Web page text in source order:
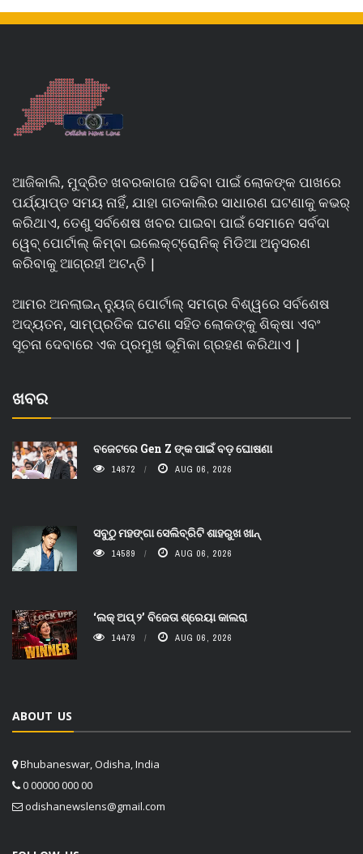
ଆଜିକାଲି, ମୁଦ୍ରିତ ଖବରକାଗଜ ପଢିବା ପାଇଁ ଲୋକଙ୍କ ପାଖରେ
ପର୍ଯ୍ୟାପ୍ତ ସମୟ ନାହିଁ, ଯାହା ଗତକାଲିର ସାଧାରଣ ଘଟଣାକୁ କଭର୍
କରିଥାଏ, ତେଣୁ ସର୍ବଶେଷ ଖବର ପାଇବା ପାଇଁ ସେମାନେ ସର୍ବଦା
ୱେବ୍ ପୋର୍ଟାଲ୍ କିମ୍ବା ଇଲେକ୍ଟ୍ରୋନିକ୍ ମିଡିଆ ଅନୁସରଣ
କରିବାକୁ ଆଗ୍ରହୀ ଅଟନ୍ତି |
ଆମର ଅନଲାଇନ୍ ନ୍ୟୁଜ୍ ପୋର୍ଟାଲ୍ ସମଗ୍ର ବିଶ୍ୱରେ ସର୍ବଶେଷ
ଅଦ୍ୟତନ, ସାମ୍ପ୍ରତିକ ଘଟଣା ସହିତ ଲୋକଙ୍କୁ ଶିକ୍ଷା ଏବଂ
ସୂଚନା ଦେବାରେ ଏକ ପ୍ରମୁଖ ଭୂମିକା ଗ୍ରହଣ କରିଥାଏ |
ଖବର
ବଜେଟରେ Gen Z ଙ୍କ ପାଇଁ ବଡ଼ ଘୋଷଣା
14872 AUG 06, 2026
ସବୁଠୁ ମହଙ୍ଗା ସେଲିବ୍ରିଟି ଶାହରୁଖ ଖାନ୍
14589 AUG 06, 2026
‘ଲକ୍ ଅପ୍ ୨’ ବିଜେତା ଶ୍ରେୟା କାଲରା
14479 AUG 06, 2026
ABOUT US
Bhubaneswar, Odisha, India
0 00000 000 00
odishanewslens@gmail.com